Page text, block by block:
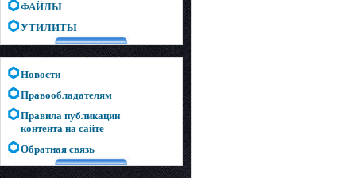
ФАЙЛЫ
УТИЛИТЫ
Новости
Правообладателям
Правила публикации
контента на сайте
Обратная связь